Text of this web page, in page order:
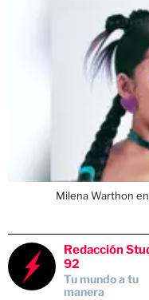
Milena Warthon
Redacción
92
Tu mundo a tu
manera